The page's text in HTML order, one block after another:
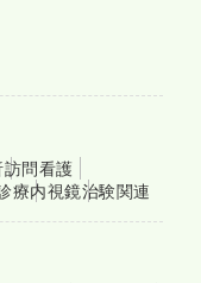
訪問看護
療内視鏡治験関連